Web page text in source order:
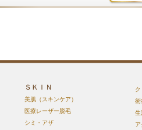
ＳＫＩＮ
美肌（スキンケア）
医療レーザー脱毛
シミ・アザ
術
生
ア